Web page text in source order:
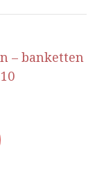
– banketten